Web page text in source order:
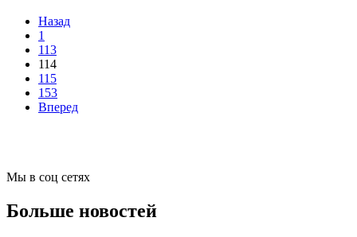
Назад
1
113
114
115
153
Вперед
Мы в соц сетях
Больше новостей